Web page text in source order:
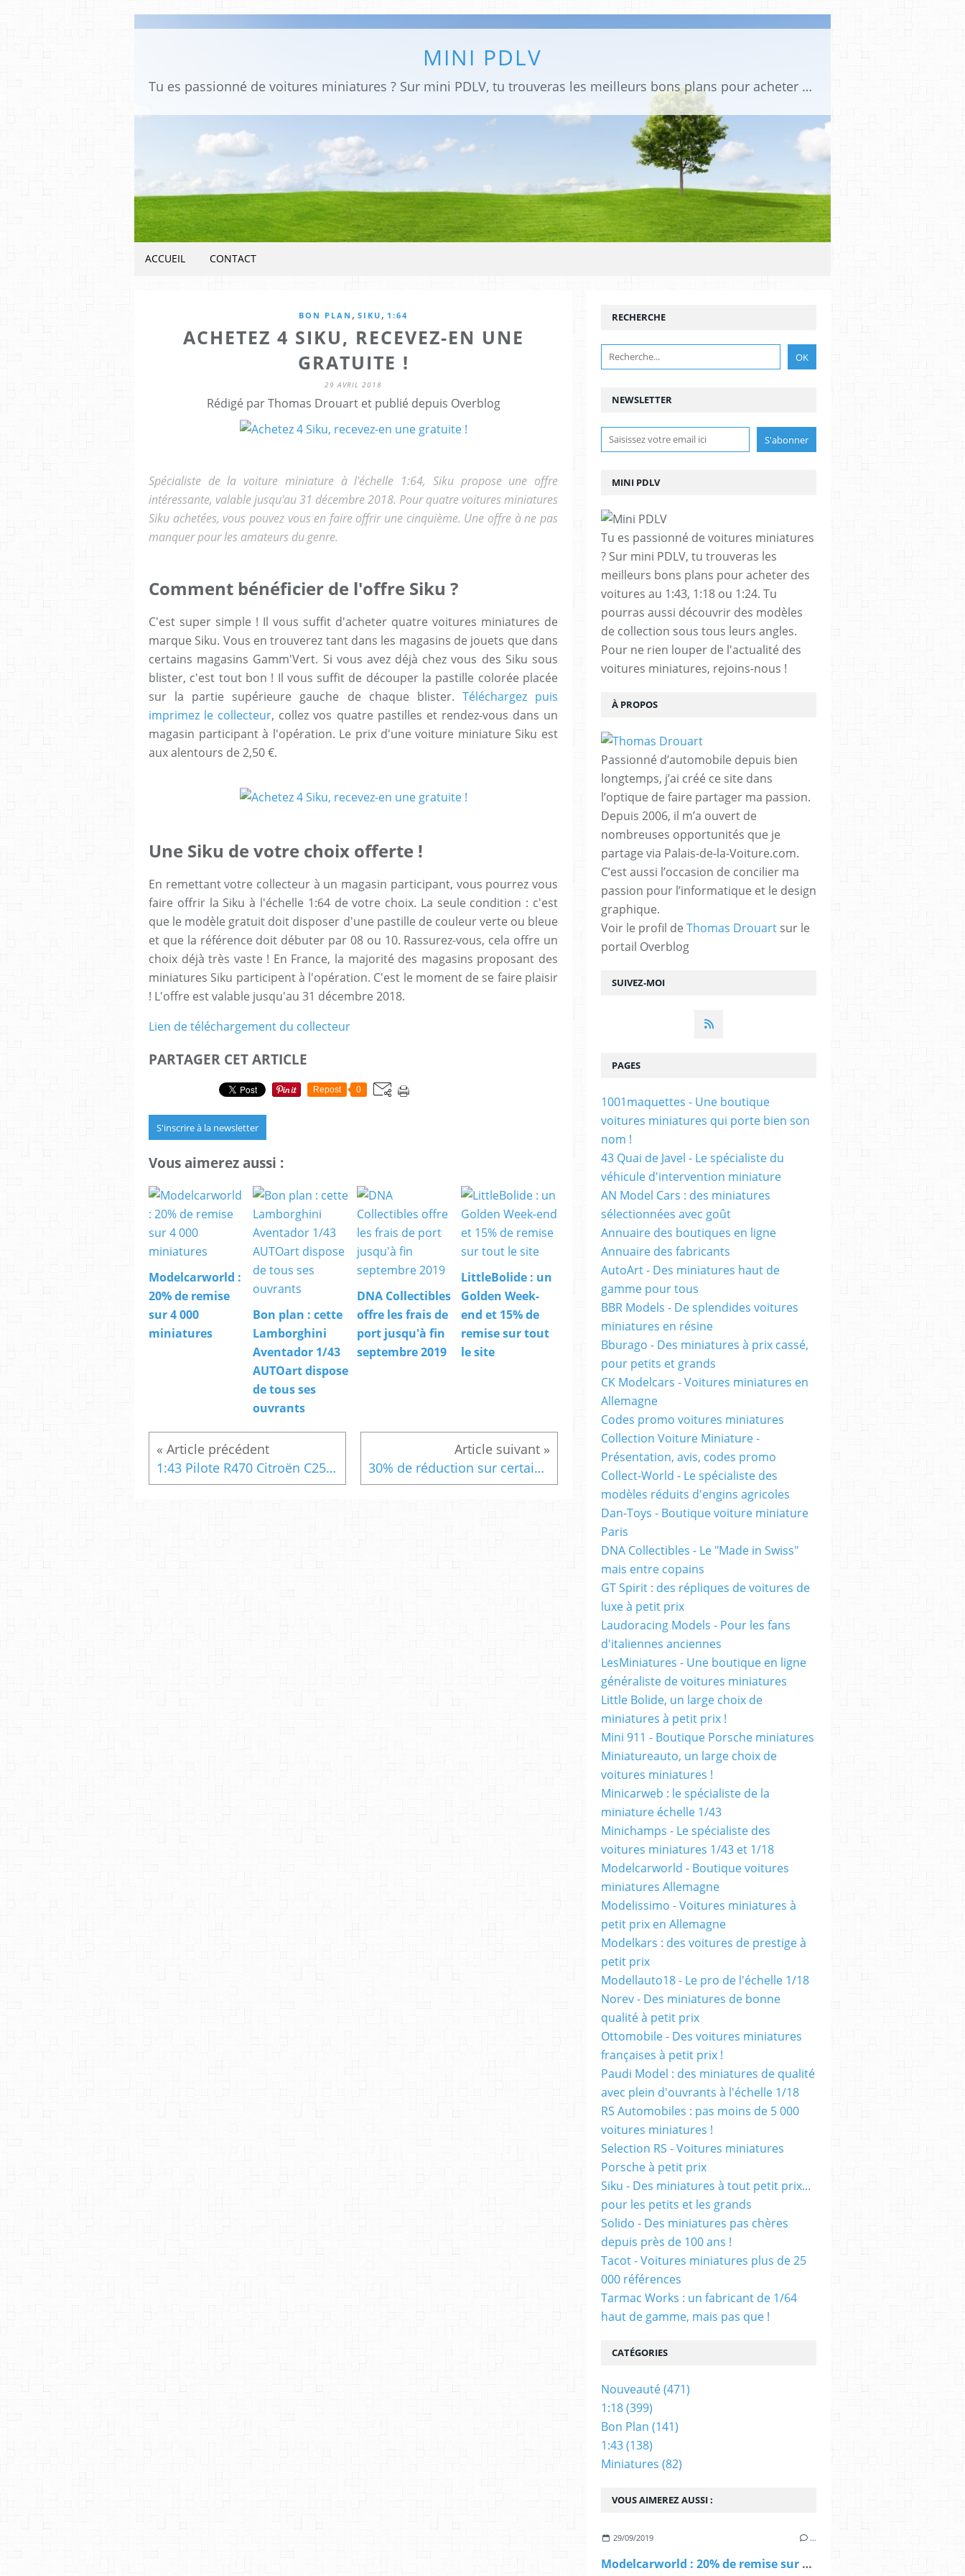
MINI PDLV
Tu es passionné de voitures miniatures ? Sur mini PDLV, tu trouveras les meilleurs bons plans pour acheter des voitures au 1:43, 1:18 ou 1:24. Tu pourras aussi découvrir des modèles de collection sous tous leurs angles. Pour ne rien louper de l'actualité des voitures miniatures, rejoins-nous !
ACCUEIL CONTACT
BON PLAN , SIKU , 1:64
ACHETEZ 4 SIKU, RECEVEZ-EN UNE
GRATUITE !
29 AVRIL 2018
Rédigé par Thomas Drouart et publié depuis Overblog
Spécialiste de la voiture miniature à l'échelle 1:64, Siku propose une offre
intéressante, valable jusqu'au 31 décembre 2018. Pour quatre voitures miniatures
Siku achetées, vous pouvez vous en faire offrir une cinquième. Une offre à ne pas
manquer pour les amateurs du genre.
Comment bénéficier de l'offre Siku ?
C'est super simple ! Il vous suffit d'acheter quatre voitures miniatures de
marque Siku. Vous en trouverez tant dans les magasins de jouets que dans
certains magasins Gamm'Vert. Si vous avez déjà chez vous des Siku sous
blister, c'est tout bon ! Il vous suffit de découper la pastille colorée placée
sur la partie supérieure gauche de chaque blister. Téléchargez puis
imprimez le collecteur, collez vos quatre pastilles et rendez-vous dans un
magasin participant à l'opération. Le prix d'une voiture miniature Siku est
aux alentours de 2,50 €.
Une Siku de votre choix offerte !
En remettant votre collecteur à un magasin participant, vous pourrez vous
faire offrir la Siku à l'échelle 1:64 de votre choix. La seule condition : c'est
que le modèle gratuit doit disposer d'une pastille de couleur verte ou bleue
et que la référence doit débuter par 08 ou 10. Rassurez-vous, cela offre un
choix déjà très vaste ! En France, la majorité des magasins proposant des
miniatures Siku participent à l'opération. C'est le moment de se faire plaisir
! L'offre est valable jusqu'au 31 décembre 2018.
Lien de téléchargement du collecteur
PARTAGER CET ARTICLE
Repost 0
S'inscrire à la newsletter
Vous aimerez aussi :
Modelcarworld :
20% de remise
sur 4 000
miniatures
Bon plan : cette
Lamborghini
Aventador 1/43
AUTOart dispose
de tous ses
ouvrants
DNA Collectibles
offre les frais de
port jusqu'à fin
septembre 2019
LittleBolide : un
Golden Week-
end et 15% de
remise sur tout
le site
1:43 Pilote R470 Citroën C25, IXO (G110M001) 30% de réduction sur certains modèles chez Modelcarworld
NEWSLETTER
SUIVEZ-MOI
RECHERCHE
MINI PDLV
Tu es passionné de voitures miniatures
? Sur mini PDLV, tu trouveras les
meilleurs bons plans pour acheter des
voitures au 1:43, 1:18 ou 1:24. Tu
pourras aussi découvrir des modèles
de collection sous tous leurs angles.
Pour ne rien louper de l'actualité des
voitures miniatures, rejoins-nous !
À PROPOS
Passionné d’automobile depuis bien
longtemps, j’ai créé ce site dans
l’optique de faire partager ma passion.
Depuis 2006, il m’a ouvert de
nombreuses opportunités que je
partage via Palais-de-la-Voiture.com.
C’est aussi l’occasion de concilier ma
passion pour l’informatique et le design
graphique.
Voir le profil de Thomas Drouart sur le
portail Overblog
VOUS AIMEREZ AUSSI :
29/09/2019 …
Modelcarworld : 20% de remise sur 4 000 miniatures
PAGES
1001maquettes - Une boutique
voitures miniatures qui porte bien son
nom !
43 Quai de Javel - Le spécialiste du
véhicule d'intervention miniature
AN Model Cars : des miniatures
sélectionnées avec goût
Annuaire des boutiques en ligne
Annuaire des fabricants
AutoArt - Des miniatures haut de
gamme pour tous
BBR Models - De splendides voitures
miniatures en résine
Bburago - Des miniatures à prix cassé,
pour petits et grands
CK Modelcars - Voitures miniatures en
Allemagne
Codes promo voitures miniatures
Collection Voiture Miniature -
Présentation, avis, codes promo
Collect-World - Le spécialiste des
modèles réduits d'engins agricoles
Dan-Toys - Boutique voiture miniature
Paris
DNA Collectibles - Le "Made in Swiss"
mais entre copains
GT Spirit : des répliques de voitures de
luxe à petit prix
Laudoracing Models - Pour les fans
d'italiennes anciennes
LesMiniatures - Une boutique en ligne
généraliste de voitures miniatures
Little Bolide, un large choix de
miniatures à petit prix !
Mini 911 - Boutique Porsche miniatures
Miniatureauto, un large choix de
voitures miniatures !
Minicarweb : le spécialiste de la
miniature échelle 1/43
Minichamps - Le spécialiste des
voitures miniatures 1/43 et 1/18
Modelcarworld - Boutique voitures
miniatures Allemagne
Modelissimo - Voitures miniatures à
petit prix en Allemagne
Modelkars : des voitures de prestige à
petit prix
Modellauto18 - Le pro de l'échelle 1/18
Norev - Des miniatures de bonne
qualité à petit prix
Ottomobile - Des voitures miniatures
françaises à petit prix !
Paudi Model : des miniatures de qualité
avec plein d'ouvrants à l'échelle 1/18
RS Automobiles : pas moins de 5 000
voitures miniatures !
Selection RS - Voitures miniatures
Porsche à petit prix
Siku - Des miniatures à tout petit prix...
pour les petits et les grands
Solido - Des miniatures pas chères
depuis près de 100 ans !
Tacot - Voitures miniatures plus de 25
000 références
Tarmac Works : un fabricant de 1/64
haut de gamme, mais pas que !
CATÉGORIES
Nouveauté(471)
1:18(399)
Bon Plan (141)
1:43(138)
Miniatures (82)